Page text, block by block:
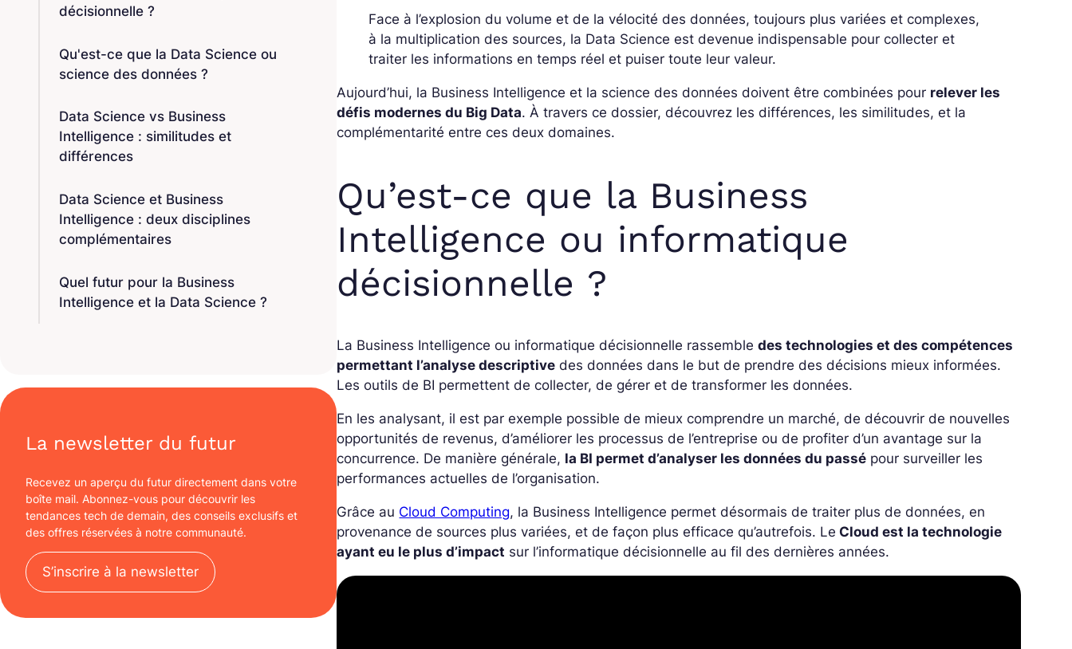
décisionnelle ?
Qu'est-ce que la Data Science ou
science des données ?
Data Science vs Business
Intelligence : similitudes et
différences
Data Science et Business
Intelligence : deux disciplines
complémentaires
Quel futur pour la Business
Intelligence et la Data Science ?
La newsletter du futur
Recevez un aperçu du futur directement dans votre
boîte mail. Abonnez-vous pour découvrir les
tendances tech de demain, des conseils exclusifs et
des offres réservées à notre communauté.
S’inscrire à la newsletter
Face à l’explosion du volume et de la vélocité des données, toujours plus variées et complexes,
à la multiplication des sources, la Data Science est devenue indispensable pour collecter et
traiter les informations en temps réel et puiser toute leur valeur.
Aujourd’hui, la Business Intelligence et la science des données doivent être combinées pour relever les
défis modernes du Big Data. À travers ce dossier, découvrez les différences, les similitudes, et la
complémentarité entre ces deux domaines.
Qu’est-ce que la Business
Intelligence ou informatique
décisionnelle ?
La Business Intelligence ou informatique décisionnelle rassembledes technologies et des compétences
permettant l’analyse descriptive des données dans le but de prendre des décisions mieux informées.
Les outils de BI permettent de collecter, de gérer et de transformer les données.
En les analysant, il est par exemple possible de mieux comprendre un marché, de découvrir de nouvelles
opportunités de revenus, d’améliorer les processus de l’entreprise ou de profiter d’un avantage sur la
concurrence. De manière générale, la BI permet d’analyser les données du passé pour surveiller les
performances actuelles de l’organisation.
Grâce au Cloud Computing, la Business Intelligence permet désormais de traiter plus de données, en
provenance de sources plus variées, et de façon plus efficace qu’autrefois. Le Cloud est la technologie
ayant eu le plus d’impact sur l’informatique décisionnelle au fil des dernières années.